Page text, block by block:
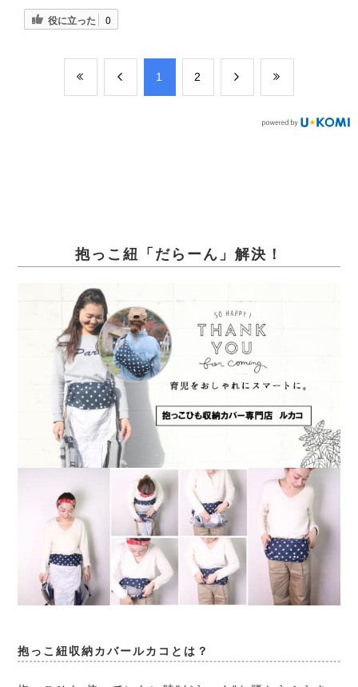
役に立った 0
​1 ​2
抱っこ紐「だらーん」解決！
抱っこ紐収納カバールカコとは？